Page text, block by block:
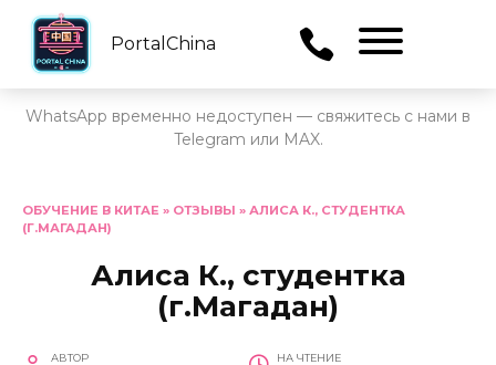
PortalChina
WhatsApp временно недоступен — свяжитесь с нами в
Telegram или MAX.
содержанию
ОБУЧЕНИЕ В КИТАЕ » ОТЗЫВЫ » АЛИСА К., СТУДЕНТКА
(Г.МАГАДАН)
Алиса К., студентка
(г.Магадан)
АВТОР НА ЧТЕНИЕ